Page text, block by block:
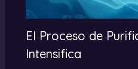
El Proceso de
Intensifica